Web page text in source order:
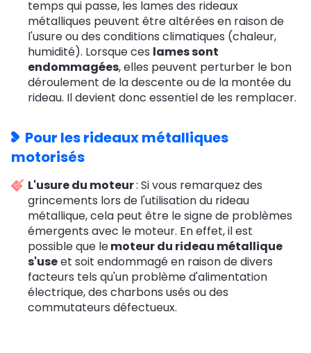
temps qui passe, les lames des rideaux
métalliques peuvent être altérées en raison de
l'usure ou des conditions climatiques (chaleur,
humidité). Lorsque ces lames sont
endommagées, elles peuvent perturber le bon
déroulement de la descente ou de la montée du
rideau. Il devient donc essentiel de les remplacer.
Pour les rideaux métalliques
motorisés
L'usure du moteur: Si vous remarquez des
grincements lors de l'utilisation du rideau
métallique, cela peut être le signe de problèmes
émergents avec le moteur. En effet, il est
possible que lemoteur du rideau métallique
s'useet soit endommagé en raison de divers
facteurs tels qu'un problème d'alimentation
électrique, des charbons usés ou des
commutateurs défectueux.